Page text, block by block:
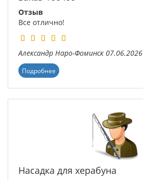
Отзыв
Все отлично!
Александр Наро-Фоминск 07.06.2026
Подробнее
Насадка для херабуна